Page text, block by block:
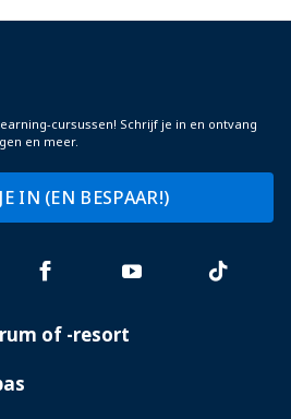
cursussen! Schrijf je in en ontvang
en meer.
IN (EN BESPAAR!)
of -resort